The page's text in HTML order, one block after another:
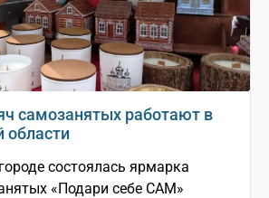
самозанятых работают в
области
состоялась ярмарка
«Подари себе САМ»